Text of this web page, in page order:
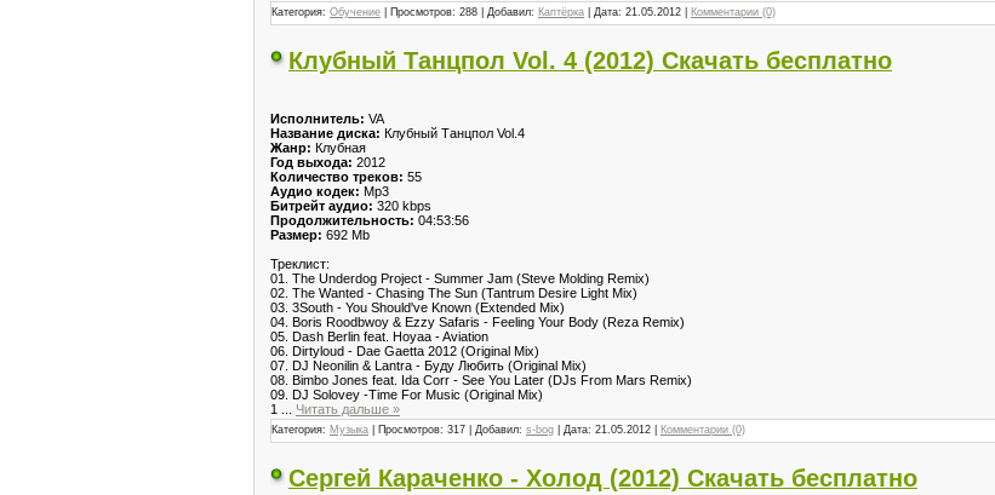
Категория: Обучение | Просмотров: 288 | Добавил: Каптёрка | Дата: 21.05.2012 Комментарии (0)
Клубный Танцпол Vol. 4 (2012) Скачать бесплатно
Исполнитель: VA
Название диска: Клубный Танцпол Vol.4
Жанр: Клубная
Год выхода: 2012
Количество треков: 55
Аудио кодек: Mp3
Битрейт аудио: 320 kbps
Продолжительность: 04:53:56
Размер: 692 Mb
Треклист:
01. The Underdog Project - Summer Jam (Steve Molding Remix)
02. The Wanted - Chasing The Sun (Tantrum Desire Light Mix)
03. 3South - You Should've Known (Extended Mix)
04. Boris Roodbwoy & Ezzy Safaris - Feeling Your Body (Reza Remix)
05. Dash Berlin feat. Hoyaa - Aviation
06. Dirtyloud - Dae Gaetta 2012 (Original Mix)
07. DJ Neonilin & Lantra - Буду Любить (Original Mix)
08. Bimbo Jones feat. Ida Corr - See You Later (DJs From Mars Remix)
09. DJ Solovey -Time For Music (Original Mix)
1
Читать дальше »
Категория: Музыка | Просмотров: 317 | Добавил: s-bog | Дата: 21.05.2012 Комментарии (0)
Сергей Караченко - Холод (2012) Скачать бесплатно